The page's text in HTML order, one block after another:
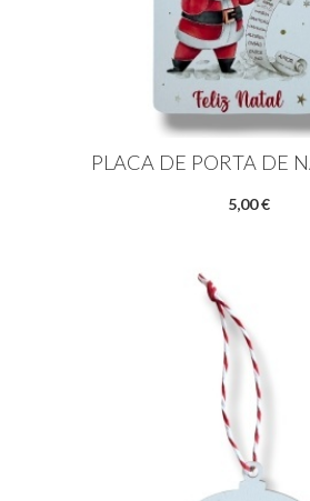
PLACA DE PORTA DE
5,00 €